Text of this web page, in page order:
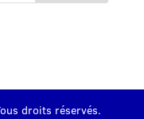
droits réservés.